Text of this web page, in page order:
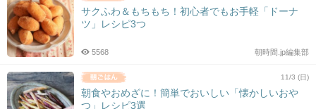
サクふわ＆もちもち！初心者でもお手軽「ドーナ
ツ」レシピ3つ
朝時間.jp編集部
5568
11/3 (日)
朝食やおめざに！簡単でおいしい「懐かしいおや
つ」レシピ3選